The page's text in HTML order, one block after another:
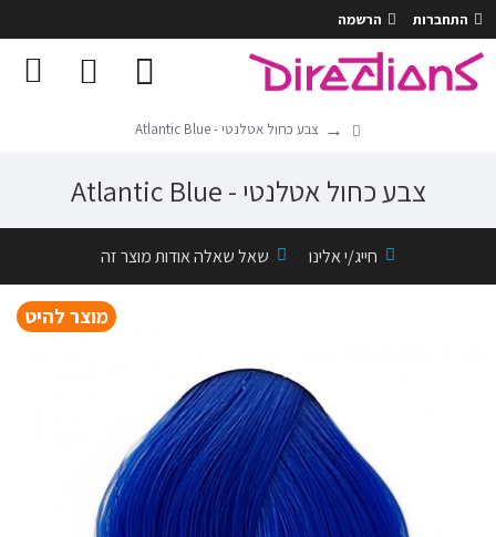
התחברות הרשמה
צבע כחול אטלנטי - Atlantic Blue
צבע כחול אטלנטי - Atlantic Blue
חייג/י אלינו שאל שאלה אודות מוצר זה
מוצר להיט